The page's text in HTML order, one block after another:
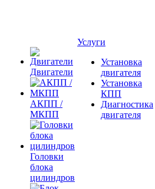
Двигатели
АКПП /
МКПП
Головки
блока
цилиндров
Услуги
Установка
двигателя
Установка
КПП
Диагностика
двигателя